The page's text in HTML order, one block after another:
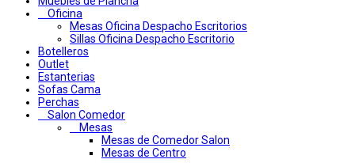
Oficina
Mesas Oficina Despacho Escritorios
Sillas Oficina Despacho Escritorio
Botelleros
Outlet
Estanterias
Sofas Cama
Perchas
Salon Comedor
Mesas
Mesas de Comedor Salon
Mesas de Centro